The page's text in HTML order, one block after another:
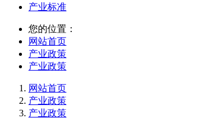
产业标准
您的位置：
网站首页
产业政策
产业政策
网站首页
产业政策
产业政策